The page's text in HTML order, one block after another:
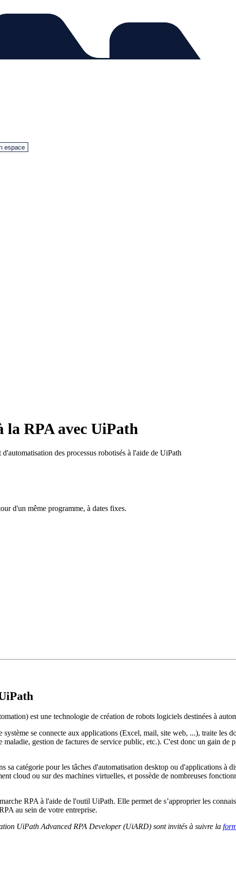
espace
RPA avec UiPath
des processus robotisés à l'aide de UiPath
d'un même programme, à dates fixes.
est une technologie de création de robots logiciels destinées à
se connecte aux applications (Excel, mail, site web, ...), traite les
maladie, gestion de factures de service public, etc.). C'est donc un gain
sa catégorie pour les tâches d'automatisation desktop ou d'applications à
cloud ou sur des machines virtuelles, et possède de nombreuses
RPA à l'aide de l'outil UiPath. Elle permet de s’approprier les
au sein de votre entreprise.
UiPath Advanced RPA Developer (UiARD) sont invités à suivre la